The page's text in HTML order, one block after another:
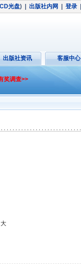
CD光盘) 出版社内网 登录
出版社资讯 客服中心
奖调查>>